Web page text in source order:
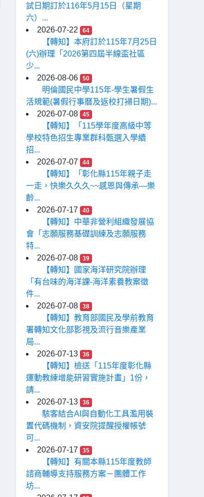
試日期訂於116年5月15日（星期
六）...
2026-07-22
64
【轉知】本府訂於115年7月25日
(六)辦理「2026第四屆半線盃社區
少...
2026-08-06
50
明倫國民中學115年-學生暑假生
活規範(暑假行事曆及返校打掃日期)...
2026-07-08
45
【轉知】「115學年度高級中等
學校特色招生專業群科甄選入學續
招...
2026-07-07
44
【轉知】「彰化縣115年親子走
一走，快樂久久久~~感恩與傳承—樂
齡...
2026-07-17
40
【轉知】中華非營利組織發展協
會「志願服務基礎訓練及志願服務
特...
2026-07-08
39
【轉知】國家海洋研究院辦理
「有台味的海洋課-海洋素養教案徵
件...
2026-07-08
38
【轉知】教育部國民及學前教育
署轉知文化部影視及流行音樂產業
局...
2026-07-13
36
【轉知】檢送「115年度彰化縣
運動教練增能研習實施計畫」1份，
請...
2026-07-13
36
駭客結合AI與自動化工具濫用裝
置代碼機制，資安院提醒授權帳號
可...
2026-07-17
35
【轉知】有關本縣115年度教師
諮商輔導支持服務方案－團體工作
坊...